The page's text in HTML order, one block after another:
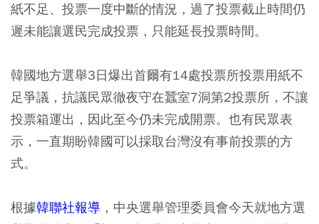
紙不足、投票一度中斷的情況，過了投票截止時間仍
遲未能讓選民完成投票，只能延長投票時間。
韓國地方選舉3日爆出首爾有14處投票所投票用紙不
足爭議，抗議民眾徹夜守在蠶室7洞第2投票所，不讓
投票箱運出，因此至今仍未完成開票。也有民眾表
示，一直期盼韓國可以採取台灣沒有事前投票的方
式。
根據韓聯社報導 ，中央選舉管理委員會今天就地方選